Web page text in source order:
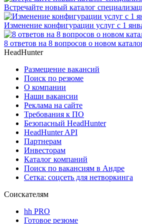
Встречайте новый каталог
Изменение конфигурации услуг с 1
8 ответов на 8 вопросов о новом
HeadHunter
Размещение вакансий
Поиск по резюме
О компании
Наши вакансии
Реклама на сайте
Требования к ПО
Безопасный HeadHunter
HeadHunter API
Партнерам
Инвесторам
Каталог компаний
Поиск по вакансиям в Андре
Сетка: соцсеть для нетворкинга
Соискателям
hh PRO
Готовое резюме